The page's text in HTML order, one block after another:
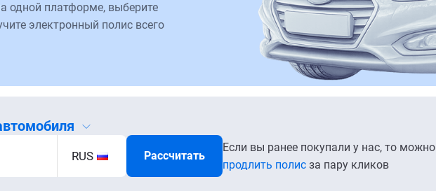
одной платформе, выберите
электронный полис всего
RUS Рассчитать
Если вы ранее покупали у нас, то можно
продлить полис за пару кликов